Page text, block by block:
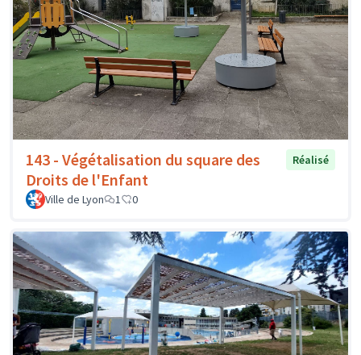
143 - Végétalisation du square des
Droits de l'Enfant
Réalisé
Ville de Lyon 1 0